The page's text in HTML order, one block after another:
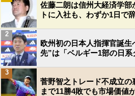
佐藤二朗は信州大経済学
トに入社も、わずか1日で
欧州初の日本人指揮官誕
先”は「ベルギー1部の日
2
菅野智之トレード不成立
まで11勝4敗でも市場価値
3